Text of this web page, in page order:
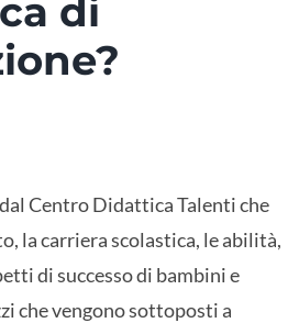
di
Centro Didattica Talenti che
la carriera scolastica, le abilità,
di successo di bambini e
che vengono sottoposti a